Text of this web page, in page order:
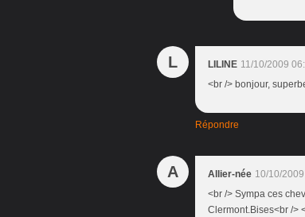
L LILINE 11/10/2009
<br /> bonjour,
Répondre
A Allier-née 10/10/
<br /> Sympa ces
Clermont.Bises<br />